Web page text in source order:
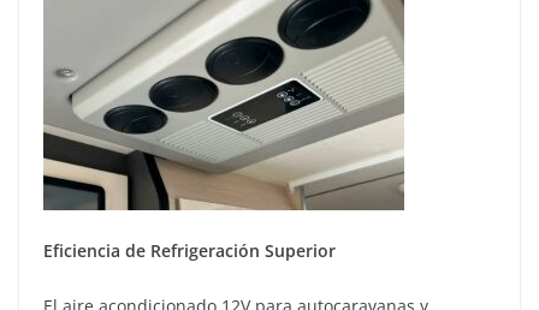
Eficiencia de Refrigeración Superior